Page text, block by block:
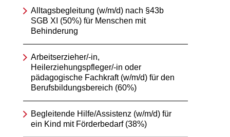
Alltagsbegleitung (w/m/d) nach §43b
SGB XI (50%) für Menschen mit
Behinderung
Arbeitserzieher/-in,
Heilerziehungspfleger/-in oder
pädagogische Fachkraft (w/m/d) für den
Berufsbildungsbereich (60%)
Begleitende Hilfe/Assistenz (w/m/d) für
ein Kind mit Förderbedarf (38%)